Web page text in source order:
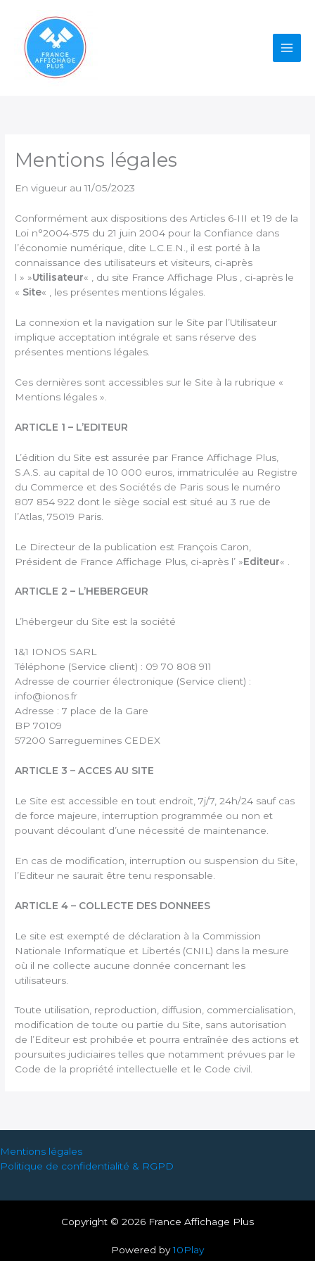
contenu
Mentions légales
En vigueur au 11/05/2023
Conformément aux dispositions des Articles 6-III et 19 de la
Loi n°2004-575 du 21 juin 2004 pour la Confiance dans
l’économie numérique, dite L.C.E.N., il est porté à la
connaissance des utilisateurs et visiteurs, ci-après
l » »Utilisateur« , du site France Affichage Plus , ci-après le
« Site« , les présentes mentions légales.
La connexion et la navigation sur le Site par l’Utilisateur
implique acceptation intégrale et sans réserve des
présentes mentions légales.
Ces dernières sont accessibles sur le Site à la rubrique «
Mentions légales ».
ARTICLE 1 – L’EDITEUR
L’édition du Site est assurée par France Affichage Plus,
S.A.S. au capital de 10 000 euros, immatriculée au Registre
du Commerce et des Sociétés de Paris sous le numéro
807 854 922 dont le siège social est situé au 3 rue de
l’Atlas, 75019 Paris.
Le Directeur de la publication est François Caron,
Président de France Affichage Plus, ci-après l’ »Editeur« .
ARTICLE 2 – L’HEBERGEUR
L’hébergeur du Site est la société
1&1 IONOS SARL
Téléphone (Service client) : 09 70 808 911
Adresse de courrier électronique (Service client) :
info@ionos.fr
Adresse : 7 place de la Gare
BP 70109
57200 Sarreguemines CEDEX
ARTICLE 3 – ACCES AU SITE
Le Site est accessible en tout endroit, 7j/7, 24h/24 sauf cas
de force majeure, interruption programmée ou non et
pouvant découlant d’une nécessité de maintenance.
En cas de modification, interruption ou suspension du Site,
l’Editeur ne saurait être tenu responsable.
ARTICLE 4 – COLLECTE DES DONNEES
Le site est exempté de déclaration à la Commission
Nationale Informatique et Libertés (CNIL) dans la mesure
où il ne collecte aucune donnée concernant les
utilisateurs.
Toute utilisation, reproduction, diffusion, commercialisation,
modification de toute ou partie du Site, sans autorisation
de l’Editeur est prohibée et pourra entraînée des actions et
poursuites judiciaires telles que notamment prévues par le
Code de la propriété intellectuelle et le Code civil.
Mentions légales
Politique de confidentialité & RGPD
Copyright © 2026 France Affichage Plus
Powered by10Play